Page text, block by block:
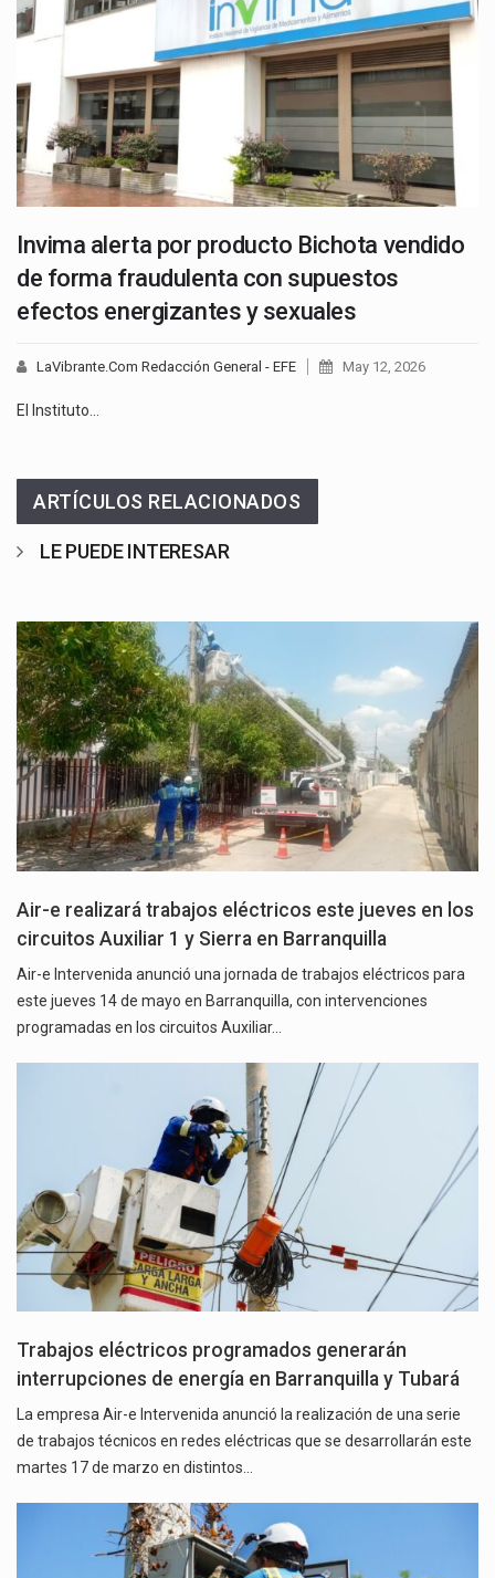
Invima alerta por producto Bichota vendido
de forma fraudulenta con supuestos
efectos energizantes y sexuales
LaVibrante.Com Redacción General - EFE May 12, 2026
El Instituto…
ARTÍCULOS RELACIONADOS
LE PUEDE INTERESAR
Air-e realizará trabajos eléctricos este jueves en los
circuitos Auxiliar 1 y Sierra en Barranquilla
Air-e Intervenida anunció una jornada de trabajos eléctricos para
este jueves 14 de mayo en Barranquilla, con intervenciones
programadas en los circuitos Auxiliar…
Trabajos eléctricos programados generarán
interrupciones de energía en Barranquilla y Tubará
La empresa Air-e Intervenida anunció la realización de una serie
de trabajos técnicos en redes eléctricas que se desarrollarán este
martes 17 de marzo en distintos…